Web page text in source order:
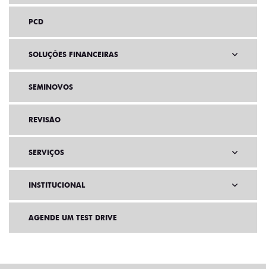
PCD
SOLUÇÕES FINANCEIRAS
SEMINOVOS
REVISÃO
SERVIÇOS
INSTITUCIONAL
AGENDE UM TEST DRIVE